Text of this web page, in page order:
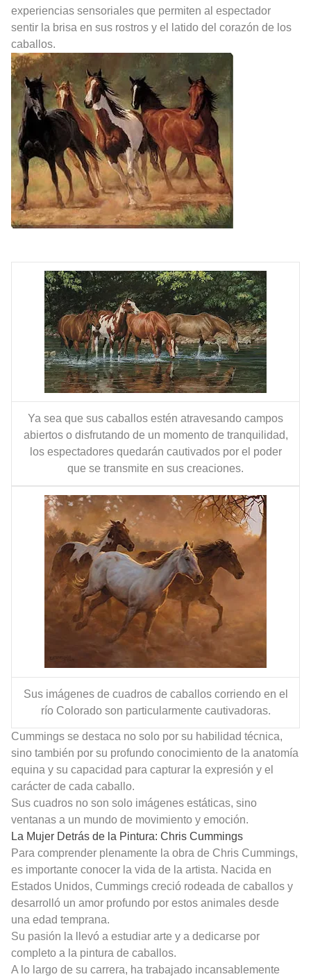
experiencias sensoriales que permiten al espectador
sentir la brisa en sus rostros y el latido del corazón de los
caballos.
Ya sea que sus caballos estén atravesando campos
abiertos o disfrutando de un momento de tranquilidad,
los espectadores quedarán cautivados por el poder
que se transmite en sus creaciones.
Sus imágenes de cuadros de caballos corriendo en el
río Colorado son particularmente cautivadoras.
Cummings se destaca no solo por su habilidad técnica,
sino también por su profundo conocimiento de la anatomía
equina y su capacidad para capturar la expresión y el
carácter de cada caballo.
Sus cuadros no son solo imágenes estáticas, sino
ventanas a un mundo de movimiento y emoción.
La Mujer Detrás de la Pintura: Chris Cummings
Para comprender plenamente la obra de Chris Cummings,
es importante conocer la vida de la artista. Nacida en
Estados Unidos, Cummings creció rodeada de caballos y
desarrolló un amor profundo por estos animales desde
una edad temprana.
Su pasión la llevó a estudiar arte y a dedicarse por
completo a la pintura de caballos.
A lo largo de su carrera, ha trabajado incansablemente